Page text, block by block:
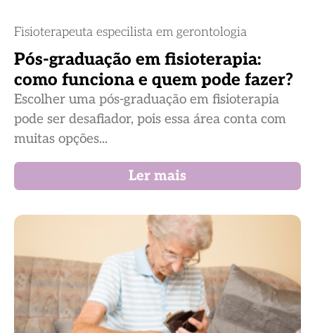
Fisioterapeuta especilista em gerontologia
Pós-graduação em fisioterapia:
como funciona e quem pode fazer?
Escolher uma pós-graduação em fisioterapia
pode ser desafiador, pois essa área conta com
muitas opções...
Ler mais